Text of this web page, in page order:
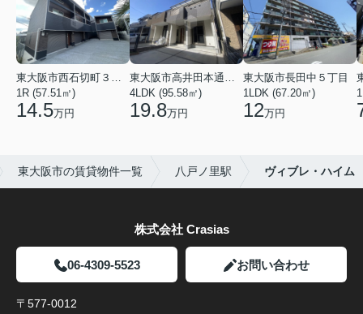
東大阪市西石切町３丁目
1R (57.51㎡)
14.5万円
東大阪市高井田本通２丁目
4LDK (95.58㎡)
19.8万円
東大阪市長田中５丁目
1LDK (67.20㎡)
12万円
東大阪市の賃貸物件一覧 八戸ノ里駅 ヴィブレ・ハイム
株式会社 Crasias
06-4309-5523 お問い合わせ
〒577-0012